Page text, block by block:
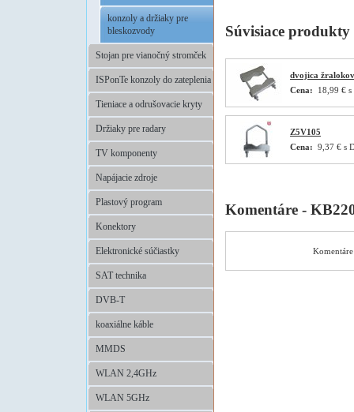
konzoly a držiaky pre
bleskozvody
Stojan pre vianočný stromček
ISPonTe konzoly do zateplenia
Tieniace a odrušovacie kryty
Držiaky pre radary
TV komponenty
Napájacie zdroje
Plastový program
Konektory
Elektronické súčiastky
SAT technika
DVB-T
koaxiálne káble
MMDS
WLAN 2,4GHz
WLAN 5GHz
Súvisiace produkty
dvojica
Cena: 18,99 € s
Z5V105
Cena: 9,37 € s
Komentáre -